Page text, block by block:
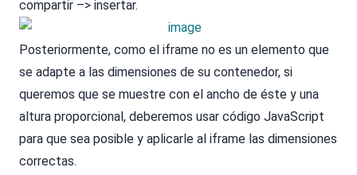
compartir –> insertar.
Posteriormente, como el iframe no es un elemento que
se adapte a las dimensiones de su contenedor, si
queremos que se muestre con el ancho de éste y una
altura proporcional, deberemos usar código JavaScript
para que sea posible y aplicarle al iframe las dimensiones
correctas.